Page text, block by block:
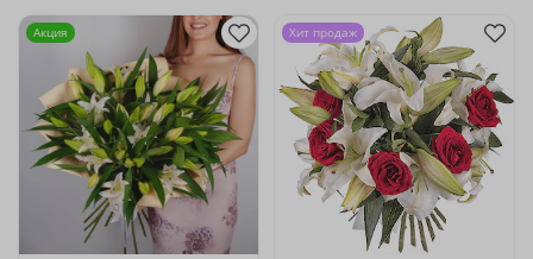
Акция Хит продаж